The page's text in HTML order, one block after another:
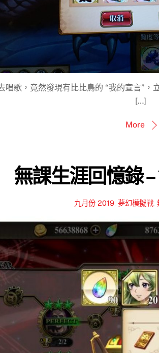
唱歌，竟然發現有比比鳥的 “我的宣言”
[…]
More
無課生涯回憶錄
九月份 2019 ,夢幻模擬戰 ,